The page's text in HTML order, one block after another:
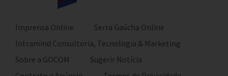
Imprensa Online
Serra Gaúcha Online
Intramind Consultoria, Tecnologia & Marketing
Sobre a GOCOM
Sugerir Notícia